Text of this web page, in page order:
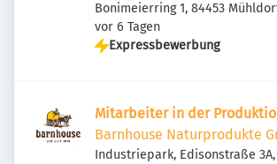
Bonimeierring 1, 84453
Deutschland
Veröffentlicht
vor 6 Tagen
Expressbewerbung
Mitarbeiter in der
Barnhouse Naturprodukte
Industriepark, Edisonstraße 3A,